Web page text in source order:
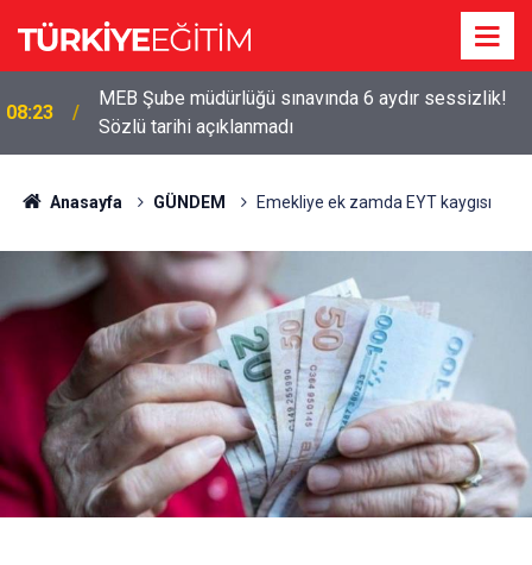
08:23
MEB Şube müdürlüğü sınavında 6 aydır sessizlik!
Sözlü tarihi açıklanmadı
Anasayfa GÜNDEM Emekliye ek zamda EYT kaygısı